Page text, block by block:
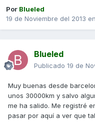
Por Blueled
19 de Noviembre del 2013 en
Blueled
Publicado 19 de
Muy buenas desde
unos 30000km y salvo
me ha salido. Me registré
pasar por aquí a ver que